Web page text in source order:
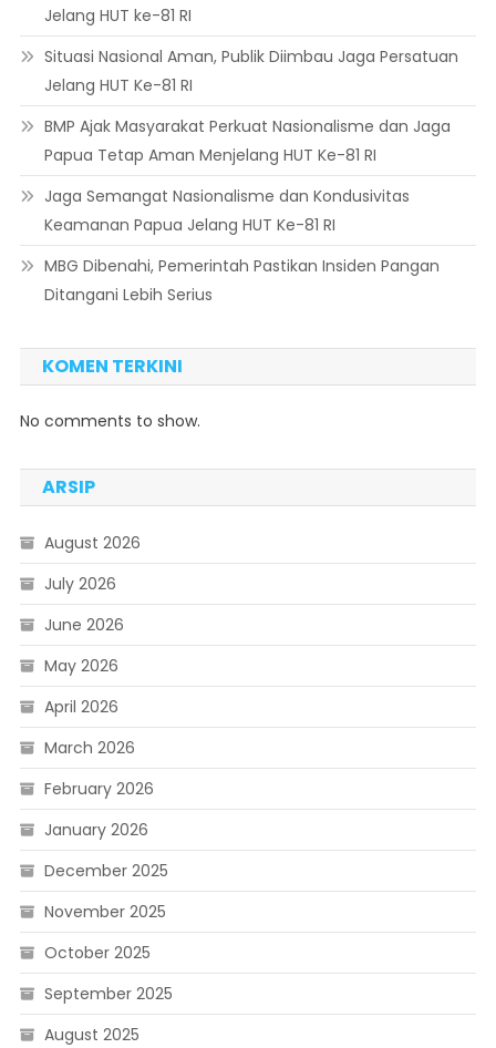
Jelang HUT ke-81 RI
Situasi Nasional Aman, Publik Diimbau Jaga Persatuan
Jelang HUT Ke-81 RI
BMP Ajak Masyarakat Perkuat Nasionalisme dan Jaga
Papua Tetap Aman Menjelang HUT Ke-81 RI
Jaga Semangat Nasionalisme dan Kondusivitas
Keamanan Papua Jelang HUT Ke-81 RI
MBG Dibenahi, Pemerintah Pastikan Insiden Pangan
Ditangani Lebih Serius
KOMEN TERKINI
No comments to show.
ARSIP
August 2026
July 2026
June 2026
May 2026
April 2026
March 2026
February 2026
January 2026
December 2025
November 2025
October 2025
September 2025
August 2025